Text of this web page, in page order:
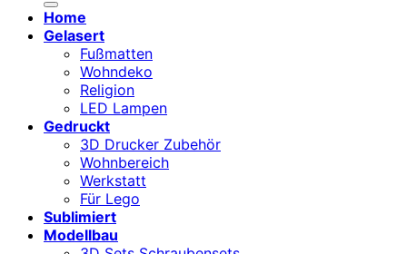
Home
Gelasert
Fußmatten
Wohndeko
Religion
LED Lampen
Gedruckt
3D Drucker Zubehör
Wohnbereich
Werkstatt
Für Lego
Sublimiert
Modellbau